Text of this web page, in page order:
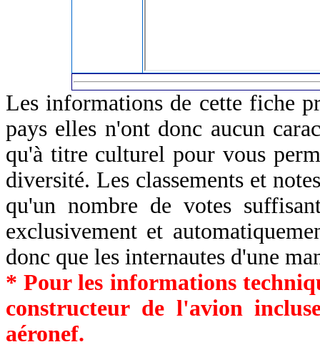
Les informations de cette fiche
pays elles n'ont donc aucun
qu'à titre culturel pour vous
diversité. Les classements et
qu'un nombre de votes
exclusivement et
donc que les internautes d'une
* Pour les informations
constructeur de l'avion
aéronef.